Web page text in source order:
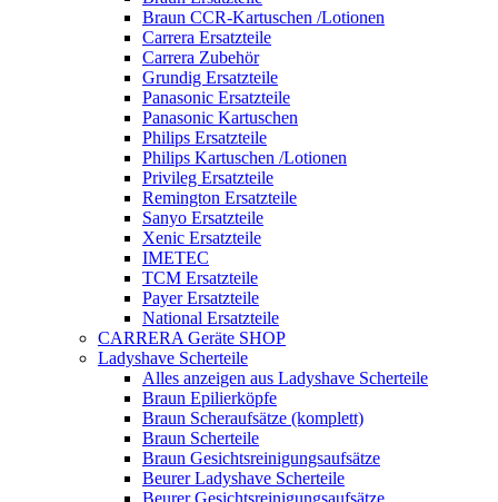
Braun CCR-Kartuschen /Lotionen
Carrera Ersatzteile
Carrera Zubehör
Grundig Ersatzteile
Panasonic Ersatzteile
Panasonic Kartuschen
Philips Ersatzteile
Philips Kartuschen /Lotionen
Privileg Ersatzteile
Remington Ersatzteile
Sanyo Ersatzteile
Xenic Ersatzteile
IMETEC
TCM Ersatzteile
Payer Ersatzteile
National Ersatzteile
CARRERA Geräte SHOP
Ladyshave Scherteile
Alles anzeigen aus Ladyshave Scherteile
Braun Epilierköpfe
Braun Scheraufsätze (komplett)
Braun Scherteile
Braun Gesichtsreinigungsaufsätze
Beurer Ladyshave Scherteile
Beurer Gesichtsreinigungsaufsätze